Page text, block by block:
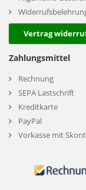
Vertrag
Zahlungsmittel
Rechnung
SEPA Lastschrift
Kreditkarte
PayPal
Vorkasse mit